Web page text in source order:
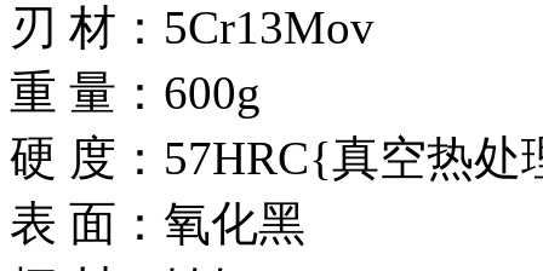
刃 材：5Cr13Mov
重 量：600g
硬 度：57HRC{真空热处
表 面：氧化黑